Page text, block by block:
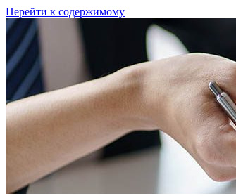
Перейти к содержимому